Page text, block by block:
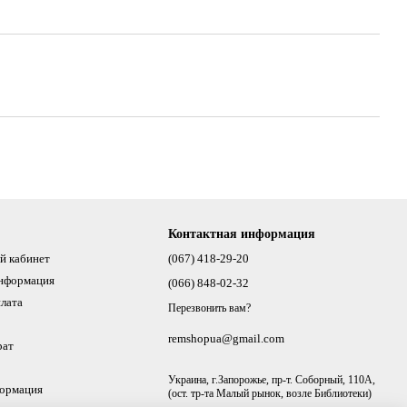
кабинет
Контактная информация
(067) 418-29-20
(066) 848-02-32
Перезвонить вам?
remshopua@gmail.com
Украина, г.Запорожье, пр-т. Соборный, 110А,
(ост. тр-та Малый рынок, возле Библиотеки)